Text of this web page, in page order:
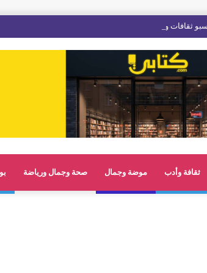
وفنون” ويجسد أصالة الإبداع المغربي
ثقافة وأدب موضة وجمال صحة وجمال ورياضة